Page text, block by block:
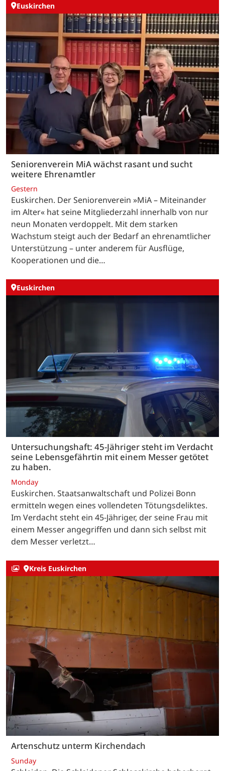
Euskirchen
Seniorenverein MiA wächst rasant und sucht
weitere Ehrenamtler
Gestern
Euskirchen. Der Seniorenverein »MiA – Miteinander
im Alter« hat seine Mitgliederzahl innerhalb von nur
neun Monaten verdoppelt. Mit dem starken
Wachstum steigt auch der Bedarf an ehrenamtlicher
Unterstützung – unter anderem für Ausflüge,
Kooperationen und die…
Euskirchen
Untersuchungshaft: 45-Jähriger steht im Verdacht
seine Lebensgefährtin mit einem Messer getötet
zu haben.
Monday
Euskirchen. Staatsanwaltschaft und Polizei Bonn
ermitteln wegen eines vollendeten Tötungsdeliktes.
Im Verdacht steht ein 45-Jähriger, der seine Frau mit
einem Messer angegriffen und dann sich selbst mit
dem Messer verletzt…
Kreis Euskirchen
Artenschutz unterm Kirchendach
Sunday